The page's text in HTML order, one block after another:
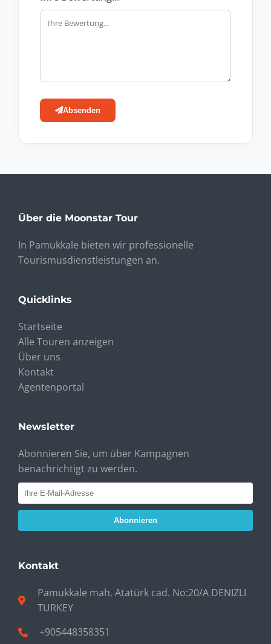
Absenden
Über die Moonstar Tour
In Pamukkale bieten wir professionelle
Tourismusdienstleistungen an.
Quicklinks
Startseite
Alle Touren anzeigen
Über uns
Kontakt
Agentenportal
Newsletter
Abonnieren Sie, um über Kampagnen
benachrichtigt zu werden.
Abonnieren
Kontakt
Pamukkale mah. Atatürk cad. No:20/A DENIZLI
TURKEY
+905448358351